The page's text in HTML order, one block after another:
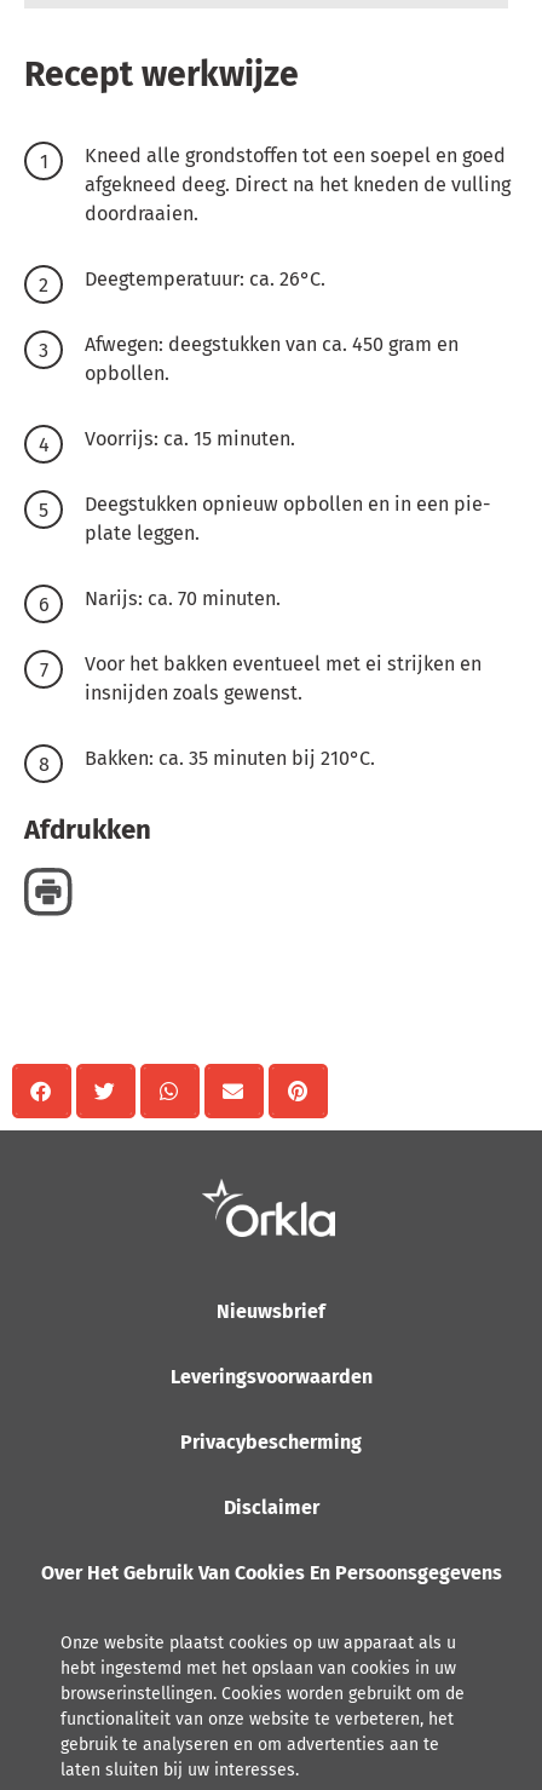
Recept werkwijze
Kneed alle grondstoffen tot een soepel en goed
afgekneed deeg. Direct na het kneden de vulling
doordraaien.
Deegtemperatuur: ca. 26°C.
Afwegen: deegstukken van ca. 450 gram en
opbollen.
Voorrijs: ca. 15 minuten.
Deegstukken opnieuw opbollen en in een pie-
plate leggen.
Narijs: ca. 70 minuten.
Voor het bakken eventueel met ei strijken en
insnijden zoals gewenst.
Bakken: ca. 35 minuten bij 210°C.
Afdrukken
Nieuwsbrief
Leveringsvoorwaarden
Privacybescherming
Disclaimer
Over Het Gebruik Van Cookies En Persoonsgegevens
Onze website plaatst cookies op uw apparaat als u
hebt ingestemd met het opslaan van cookies in uw
browserinstellingen. Cookies worden gebruikt om de
functionaliteit van onze website te verbeteren, het
gebruik te analyseren en om advertenties aan te
laten sluiten bij uw interesses.